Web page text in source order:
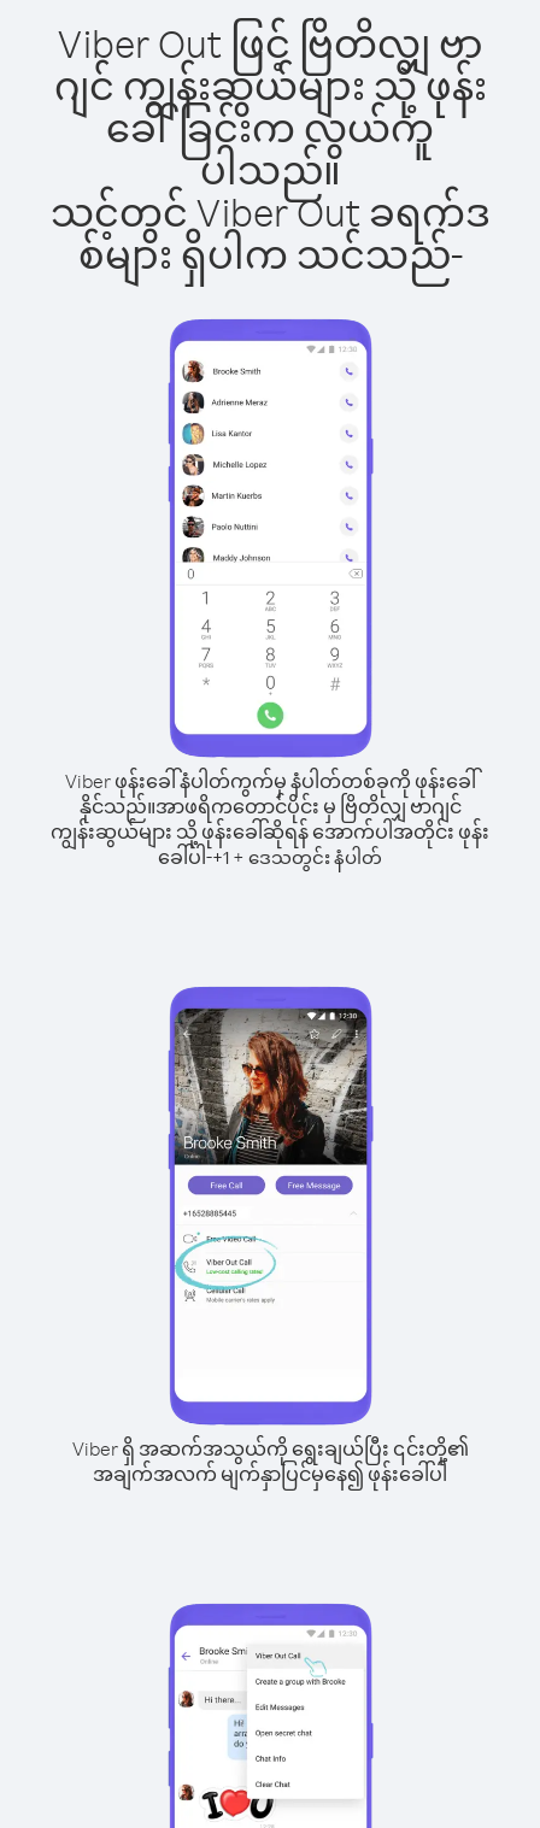
Viber Out ဖြင့် ဗြိတိလျှ ဗာ
ဂျင် ကျွန်းဆွယ်များ သို့ ဖုန်း
ခေါ်ခြင်းက လွယ်ကူ
ပါသည်။
သင့်တွင် Viber Out ခရက်ဒ
စ်များ ရှိပါက သင်သည်-
Viber ဖုန်းခေါ်နံပါတ်ကွက်မှ နံပါတ်တစ်ခုကို ဖုန်းခေါ်
နိုင်သည်။အာဖရိကတောင်ပိုင်း မှ ဗြိတိလျှ ဗာဂျင်
ကျွန်းဆွယ်များ သို့ ဖုန်းခေါ်ဆိုရန် အောက်ပါအတိုင်း ဖုန်း
ခေါ်ပါ-+1 + ဒေသတွင်း နံပါတ်
Viber ရှိ အဆက်အသွယ်ကို ရွေးချယ်ပြီး ၎င်းတို့၏
အချက်အလက် မျက်နှာပြင်မှနေ၍ ဖုန်းခေါ်ပါ